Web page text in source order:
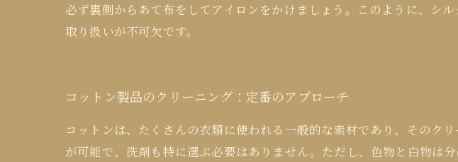
必ず裏側からあて布をしてアイロンをかけましょう。このように、シ
取り扱いが不可欠です。
コットン製品のクリーニング：定番のアプローチ
コットンは、たくさんの衣類に使われる一般的な素材であり、そのク
が可能で、洗剤も特に選ぶ必要はありません。ただし、色物と白物は